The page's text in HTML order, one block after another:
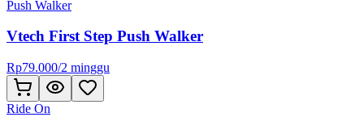
Push Walker
Vtech First Step Push Walker
Rp79.000/2 minggu
Ride On